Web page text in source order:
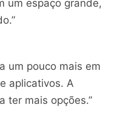
um espaço grande,
um pouco mais em
aplicativos. A
ter mais opções.”